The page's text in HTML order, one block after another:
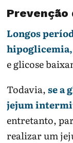
Prevenção
Longos
hipoglicemia,
e glicose
Todavia,se a
jejum
entretanto,
realizar um